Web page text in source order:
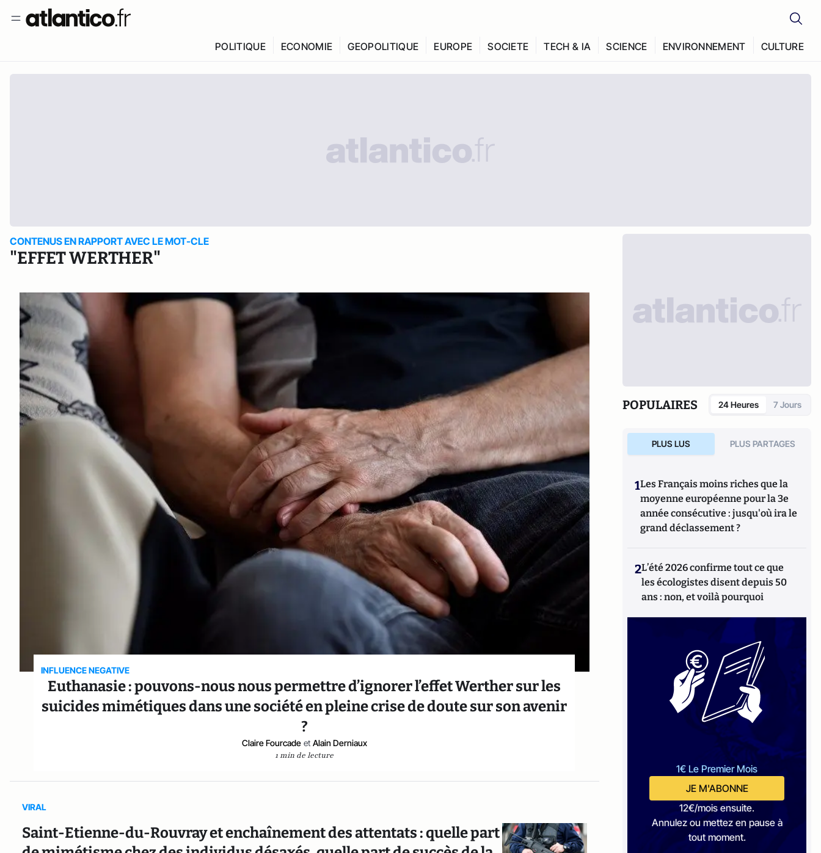
POLITIQUE ECONOMIE GEOPOLITIQUE EUROPE SOCIETE TECH & IA SCIENCE ENVIRONNEMENT CULTURE
CONTENUS EN RAPPORT AVEC LE MOT-CLE
"EFFET WERTHER"
INFLUENCE NEGATIVE
Euthanasie : pouvons-nous nous permettre d’ignorer l’effet Werther sur les
suicides mimétiques dans une société en pleine crise de doute sur son avenir
?
Claire Fourcade et Alain Derniaux
1 min de lecture
VIRAL
Saint-Etienne-du-Rouvray et enchaînement des attentats : quelle part
POPULAIRES 24 Heures 7 Jours
PLUS LUS PLUS PARTAGES
1Les Français moins riches que la
moyenne européenne pour la 3e
année consécutive : jusqu'où ira le
grand déclassement ?
2L’été 2026 confirme tout ce que
les écologistes disent depuis 50
ans : non, et voilà pourquoi
1€ Le Premier Mois
JE M'ABONNE
12€/mois ensuite.
Annulez ou mettez en pause à
tout moment.